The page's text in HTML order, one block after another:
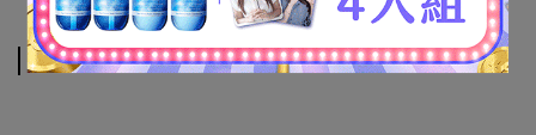
運送方式